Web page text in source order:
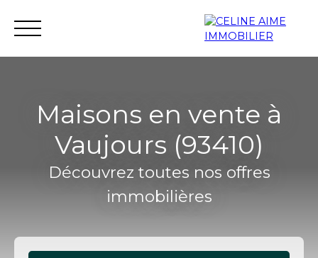
Accueil Immobilier neuf Investissement neuf
Maisons en vente à
Vaujours (93410)
Découvrez toutes nos offres
immobilières